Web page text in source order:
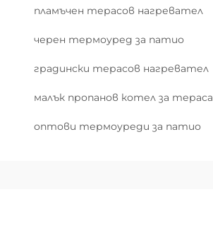
пламъчен терасов нагревател
черен термоуред за патио
градински терасов нагревател
малък пропанов котел за тераса
оптови термоуреди за патио